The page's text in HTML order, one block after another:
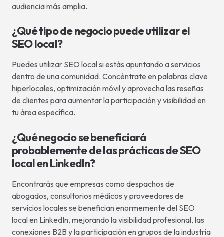
audiencia más amplia.
¿Qué tipo de negocio puede utilizar el
SEO local?
Puedes utilizar SEO local si estás apuntando a servicios
dentro de una comunidad. Concéntrate en palabras clave
hiperlocales, optimización móvil y aprovecha las reseñas
de clientes para aumentar la participación y visibilidad en
tu área específica.
¿Qué negocio se beneficiará
probablemente de las prácticas de SEO
local en LinkedIn?
Encontrarás que empresas como despachos de
abogados, consultorios médicos y proveedores de
servicios locales se benefician enormemente del SEO
local en LinkedIn, mejorando la visibilidad profesional, las
conexiones B2B y la participación en grupos de la industria